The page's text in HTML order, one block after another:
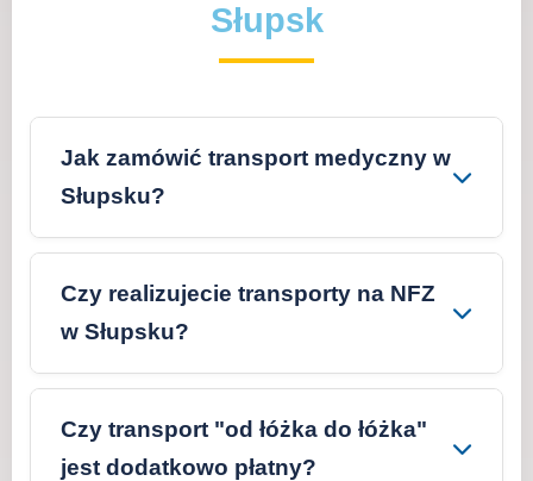
Słupsk
Jak zamówić transport medyczny w
Słupsku?
Czy realizujecie transporty na NFZ
w Słupsku?
Czy transport "od łóżka do łóżka"
jest dodatkowo płatny?